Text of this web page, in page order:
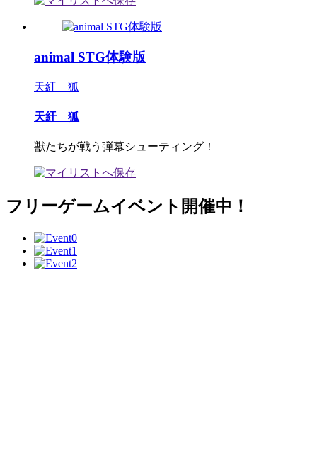
animal STG体験版
天紆 狐
天紆 狐
獣たちが戦う弾幕シューティング！
フリーゲームイベント開催中！